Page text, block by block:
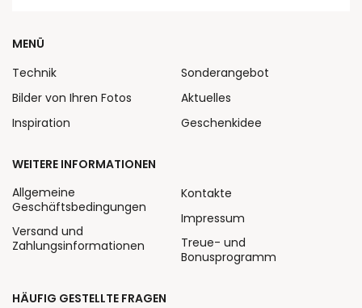
MENÜ
Technik
Bilder von Ihren Fotos
Inspiration
Sonderangebot
Aktuelles
Geschenkidee
WEITERE INFORMATIONEN
Allgemeine
Geschäftsbedingungen
Versand und
Zahlungsinformationen
Kontakte
Impressum
Treue- und
Bonusprogramm
HÄUFIG GESTELLTE FRAGEN